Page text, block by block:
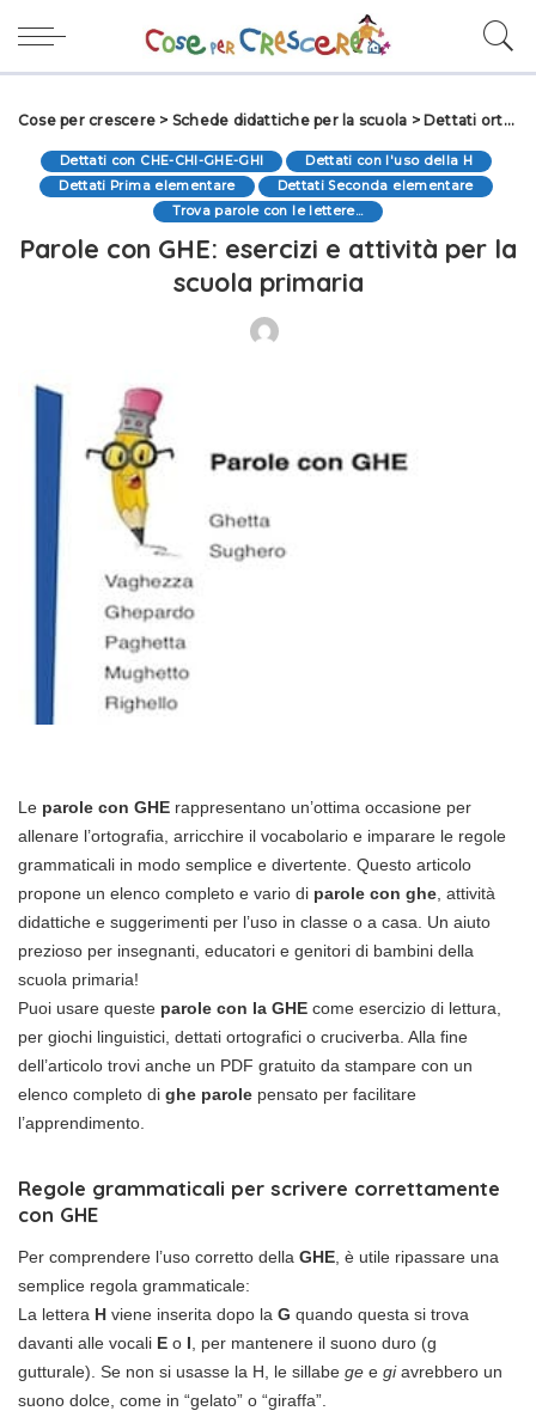
Cose per crescere > Schede didattiche per la scuola > Dettati ortografici
Dettati con CHE-CHI-GHE-GHI
Dettati con l'uso della H
Dettati Prima elementare
Dettati Seconda elementare
Trova parole con le lettere...
Parole con GHE: esercizi e attività per la
scuola primaria
Le parole con GHE rappresentano un’ottima occasione per
allenare l’ortografia, arricchire il vocabolario e imparare le regole
grammaticali in modo semplice e divertente. Questo articolo
propone un elenco completo e vario di parole con ghe , attività
didattiche e suggerimenti per l’uso in classe o a casa. Un aiuto
prezioso per insegnanti, educatori e genitori di bambini della
scuola primaria!
Puoi usare queste parole con la GHE come esercizio di lettura,
per giochi linguistici, dettati ortografici o cruciverba. Alla fine
dell’articolo trovi anche un PDF gratuito da stampare con un
elenco completo di ghe parole pensato per facilitare
l’apprendimento.
Regole grammaticali per scrivere correttamente
con GHE
Per comprendere l’uso corretto della GHE , è utile ripassare una
semplice regola grammaticale:
La lettera H viene inserita dopo la G quando questa si trova
davanti alle vocali E o I , per mantenere il suono duro (g
gutturale). Se non si usasse la H, le sillabe ge e giavrebbero un
suono dolce, come in “gelato” o “giraffa”.